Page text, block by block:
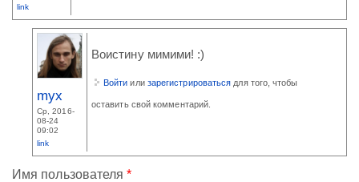
link
myx
Ср, 2016-
08-24
09:02
link
Воистину мимими! :)
Войти или зарегистрироваться для того, чтобы
оставить свой комментарий.
Имя пользователя*